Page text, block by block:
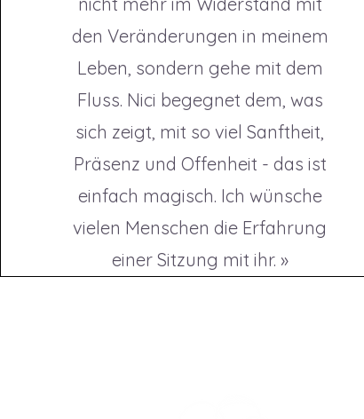
den Veränderungen in meinem
Leben, sondern gehe mit dem
Fluss. Nici begegnet dem, was
sich zeigt, mit so viel Sanftheit,
Präsenz und Offenheit - das ist
einfach magisch. Ich wünsche
vielen Menschen die Erfahrung
einer Sitzung mit ihr. »